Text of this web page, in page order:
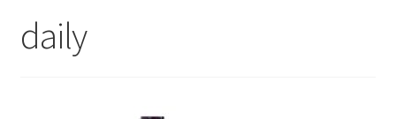
Straipsniai
daily